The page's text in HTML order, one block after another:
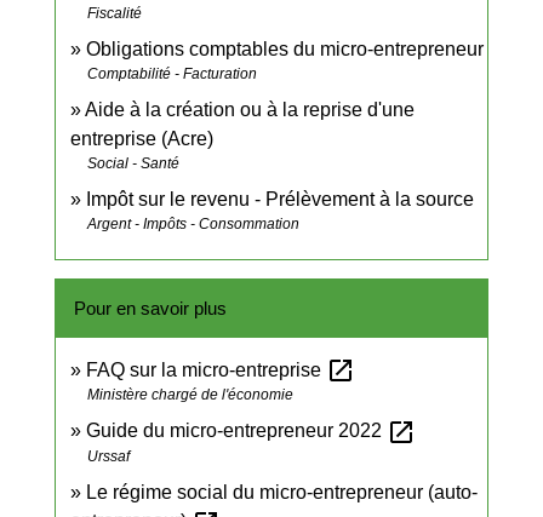
Fiscalité
Obligations comptables du micro-entrepreneur
Comptabilité - Facturation
Aide à la création ou à la reprise d'une
entreprise (Acre)
Social - Santé
Impôt sur le revenu - Prélèvement à la source
Argent - Impôts - Consommation
Pour en savoir plus
FAQ sur la micro-entreprise open_in_new
Ministère chargé de l'économie
Guide du micro-entrepreneur 2022 open_in_new
Urssaf
Le régime social du micro-entrepreneur (auto-